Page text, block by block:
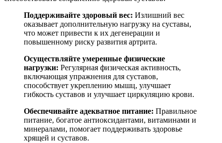
Поддерживайте здоровый вес: Излишний вес
оказывает дополнительную нагрузку на суставы,
что может привести к их дегенерации и
повышенному риску развития артрита.
Осуществляйте умеренные физические
нагрузки: Регулярная физическая активность,
включающая упражнения для суставов,
способствует укреплению мышц, улучшает
гибкость суставов и улучшает циркуляцию крови.
Обеспечивайте адекватное питание: Правильное
питание, богатое антиоксидантами, витаминами и
минералами, помогает поддерживать здоровье
хрящей и суставов.